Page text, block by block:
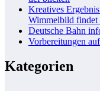
Kreatives
Wimmelbild findet
Deutsche Bahn
Vorbereitungen
Kategorien